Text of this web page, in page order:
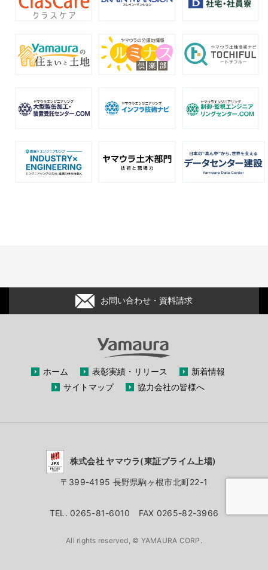
お問い合わせ・資料請求
ホーム 表彰実績・リリース
新着情報
サイトマップ
協力会社の皆様へ
株式会社 ヤマウラ(東証プライム上場)
〒399-4195 長野県駒ヶ根市北町22-1
TEL. 0265-81-6010 FAX 0265-82-3966
All rights reserved, © YAMAURA CORP.